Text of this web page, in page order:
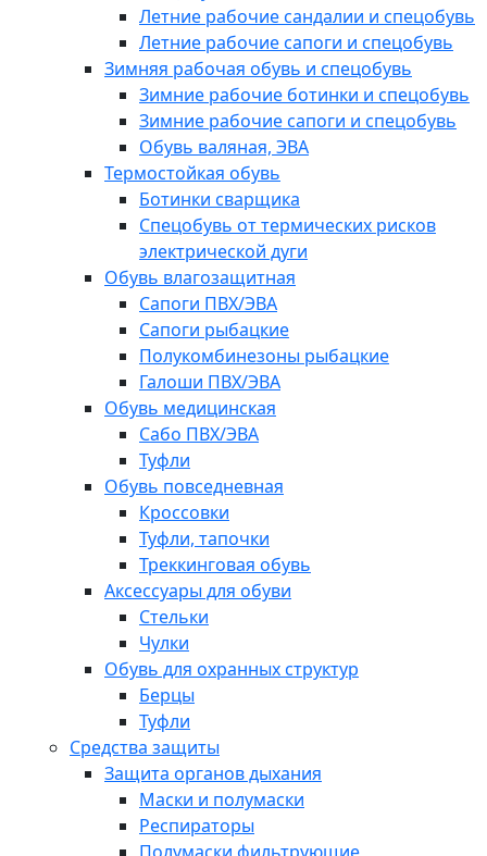
Летние рабочие сандалии и спецобувь
Летние рабочие сапоги и спецобувь
Зимняя рабочая обувь и спецобувь
Зимние рабочие ботинки и спецобувь
Зимние рабочие сапоги и спецобувь
Обувь валяная, ЭВА
Термостойкая обувь
Ботинки сварщика
Спецобувь от термических рисков
электрической дуги
Обувь влагозащитная
Сапоги ПВХ/ЭВА
Сапоги рыбацкие
Полукомбинезоны рыбацкие
Галоши ПВХ/ЭВА
Обувь медицинская
Сабо ПВХ/ЭВА
Туфли
Обувь повседневная
Кроссовки
Туфли, тапочки
Треккинговая обувь
Аксессуары для обуви
Стельки
Чулки
Обувь для охранных структур
Берцы
Туфли
Средства защиты
Защита органов дыхания
Маски и полумаски
Респираторы